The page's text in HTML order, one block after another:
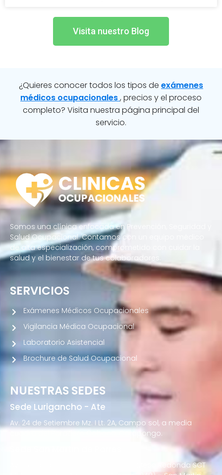
Visita nuestro Blog
¿Quieres conocer todos los tipos de exámenes
médicos ocupacionales, precios y el proceso
completo? Visita nuestra página principal del
servicio.
Somos una clínica enfocada en Prevención, Seguridad y
Salud Ocupacional. Contamos con un equipo médico
de alta especialización, comprometido con cuidar la
salud y el bienestar de tus colaboradores.
NUESTRAS SEDES
Sede Lurigancho - Ate
Av. 24 de Setiembre Mz. I Lt. 2A, Campo sol, a media
cuadra del Paradero Cabana, Carapongo.
Av. Francisco Bolognesi Nro. 101 Urb. Mesa Redonda SCT
SERVICIOS
Exámenes Médicos Ocupacionales
Vigilancia Médica Ocupacional
Laboratorio Asistencial
Brochure de Salud Ocupacional